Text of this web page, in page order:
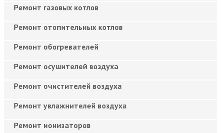
Ремонт газовых котлов
Ремонт отопительных котлов
Ремонт обогревателей
Ремонт осушителей воздуха
Ремонт очистителей воздуха
Ремонт увлажнителей воздуха
Ремонт ионизаторов